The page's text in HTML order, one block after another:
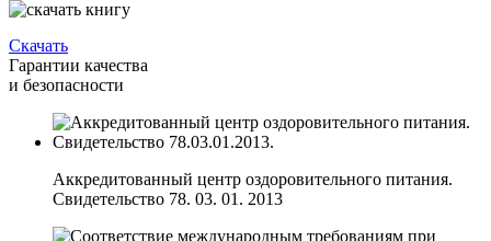
Скачать
Гарантии качества
и безопасности
Аккредитованный центр оздоровительного питания.
Свидетельство 78. 03. 01. 2013